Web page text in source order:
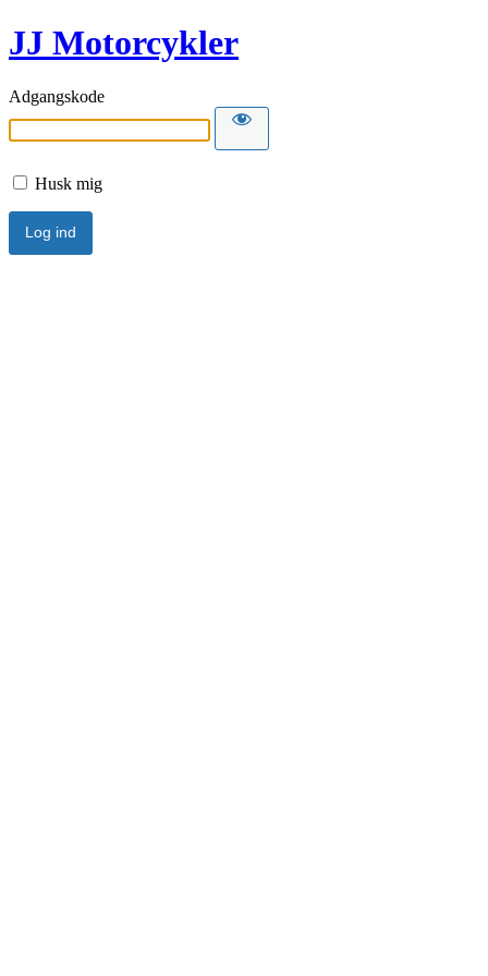
JJ Motorcykler
Adgangskode
Husk mig